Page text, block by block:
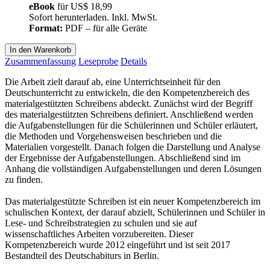
eBook fürUS$ 18,99
Sofort herunterladen. Inkl. MwSt.
Format: PDF – für alle Geräte
In den Warenkorb
Zusammenfassung Leseprobe Details
Die Arbeit zielt darauf ab, eine Unterrichtseinheit für den
Deutschunterricht zu entwickeln, die den Kompetenzbereich des
materialgestützten Schreibens abdeckt. Zunächst wird der Begriff
des materialgestützten Schreibens definiert. Anschließend werden
die Aufgabenstellungen für die Schülerinnen und Schüler erläutert,
die Methoden und Vorgehensweisen beschrieben und die
Materialien vorgestellt. Danach folgen die Darstellung und Analyse
der Ergebnisse der Aufgabenstellungen. Abschließend sind im
Anhang die vollständigen Aufgabenstellungen und deren Lösungen
zu finden.
Das materialgestützte Schreiben ist ein neuer Kompetenzbereich im
schulischen Kontext, der darauf abzielt, Schülerinnen und Schüler in
Lese- und Schreibstrategien zu schulen und sie auf
wissenschaftliches Arbeiten vorzubereiten. Dieser
Kompetenzbereich wurde 2012 eingeführt und ist seit 2017
Bestandteil des Deutschabiturs in Berlin.